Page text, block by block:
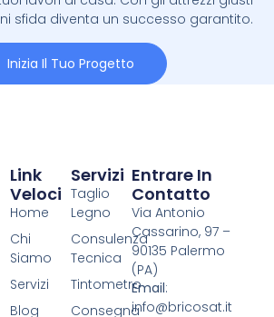
sfida diventa un successo garantito.
Inizia Il Tuo Progetto
Servizi
Taglio
Legno
Consulenza
Tecnica
Tintometro
Consegna
Link
Veloci
Home
Chi
Siamo
Servizi
Blog
Entrare In
Contatto
Via Antonio
Cassarino, 97 –
90135 Palermo
(PA)
Email:
info@bricosat.it